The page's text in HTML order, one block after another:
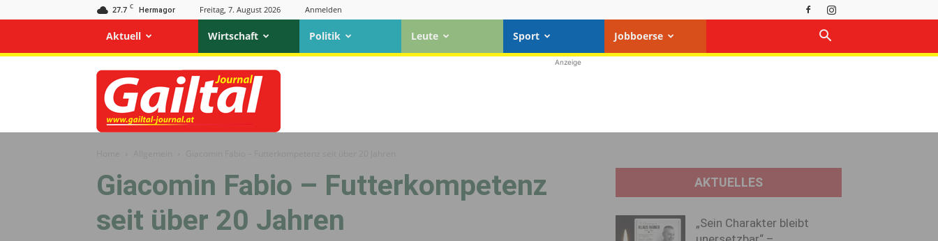
27.7 C Hermagor Freitag, 7. August 2026 Anmelden
Aktuell Wirtschaft Politik Leute Sport Jobboerse
Gailtal
Journal
Anzeige
Giacomin Fabio – Futterkompetenz
seit über 20 Jahren
AKTUELLES
„Sein Charakter bleibt